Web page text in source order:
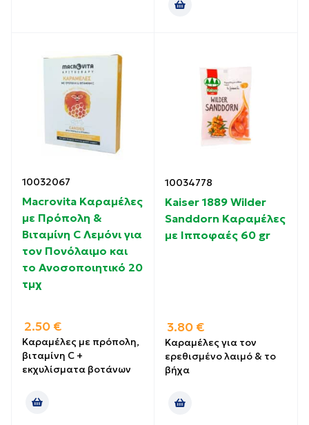
10032067
Macrovita Καραμέλες
με Πρόπολη &
Βιταμίνη C Λεμόνι για
τον Πονόλαιμο και
το Ανοσοποιητικό 20
τμχ
2.50 €
Καραμέλες με πρόπολη,
βιταμίνη C +
εκχυλίσματα βοτάνων
10034778
Kaiser 1889 Wilder
Sanddorn Καραμέλες
με Ιπποφαές 60 gr
3.80 €
Καραμέλες για τον
ερεθισμένο λαιμό & το
βήχα